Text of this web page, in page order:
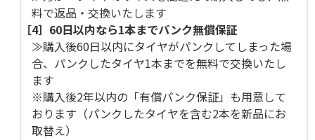
料で返品・交換いたします
［4］ 60日以内なら1本までパンク無償保証
≫購入後60日以内にタイヤがパンクしてしまった場
合、パンクしたタイヤ1本までを無料で交換いたし
ます
※購入後2年以内の「有償パンク保証」も用意して
おります（パンクしたタイヤを含む2本を新品にお
取替え）